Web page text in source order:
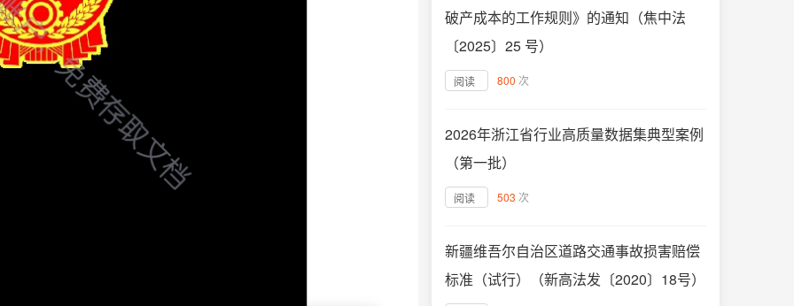
破产成本的工作规则》的通知（焦中法
〔2025〕25 号）
阅读 800 次
2026年浙江省行业高质量数据集典型案例
（第一批）
阅读 503 次
新疆维吾尔自治区道路交通事故损害赔偿
标准（试行）（新高法发〔2020〕18号）